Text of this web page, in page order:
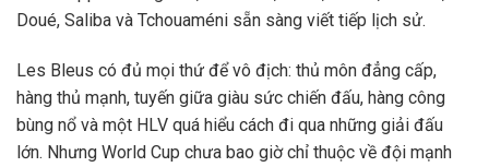
Doué, Saliba và Tchouaméni sẵn sàng viết tiếp lịch sử.
Les Bleus có đủ mọi thứ để vô địch: thủ môn đẳng cấp,
hàng thủ mạnh, tuyến giữa giàu sức chiến đấu, hàng công
bùng nổ và một HLV quá hiểu cách đi qua những giải đấu
lớn. Nhưng World Cup chưa bao giờ chỉ thuộc về đội mạnh